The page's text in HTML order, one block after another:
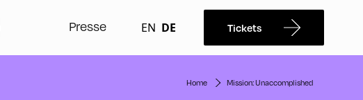
Presse EN DE Tickets
Home Mission: Unaccomplished